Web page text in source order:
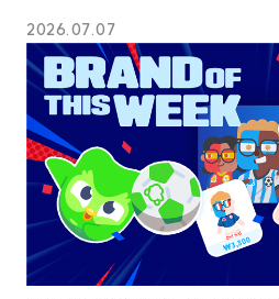
2026.07.07